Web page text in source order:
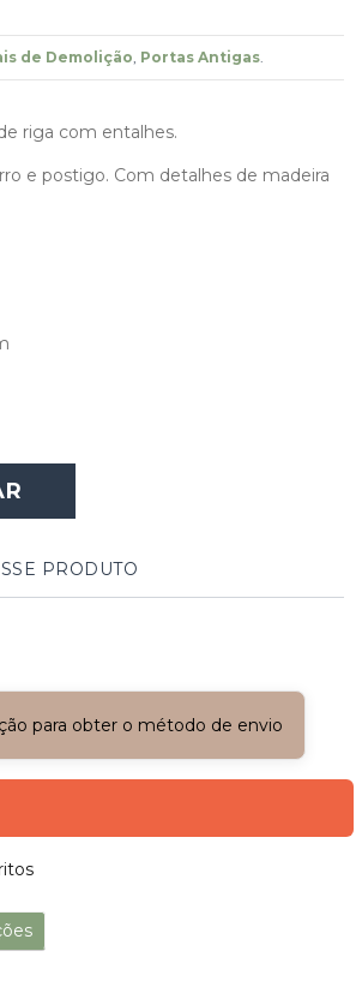
de Demolição Portas Antigas
riga com entalhes.
e postigo. Com detalhes de madeira
PRODUTO
para obter o método de envio